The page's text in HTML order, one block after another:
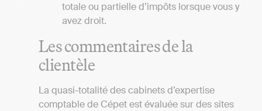
totale ou partielle d’impôts lorsque vous y
avez droit.
Les commentaires de la
clientèle
La quasi-totalité des cabinets d’expertise
comptable de Cépet est évaluée sur des sites